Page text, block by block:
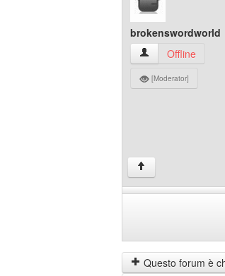
brokenswordworld
brokenswordworld
Offline
[Moderator]
↑
Questo forum è